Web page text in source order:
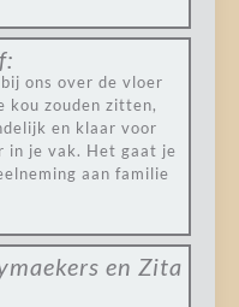
ons over de vloer
kou zouden zitten,
en klaar voor
in je vak. Het gaat je
aan familie
en Zita